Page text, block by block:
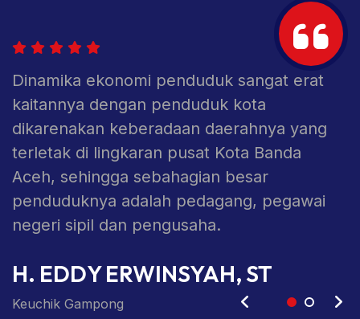
Dinamika ekonomi penduduk sangat erat
kaitannya dengan penduduk kota
dikarenakan keberadaan daerahnya yang
terletak di lingkaran pusat Kota Banda
Aceh, sehingga sebahagian besar
penduduknya adalah pedagang, pegawai
negeri sipil dan pengusaha.
Sekdes
Sekretaris Gampong